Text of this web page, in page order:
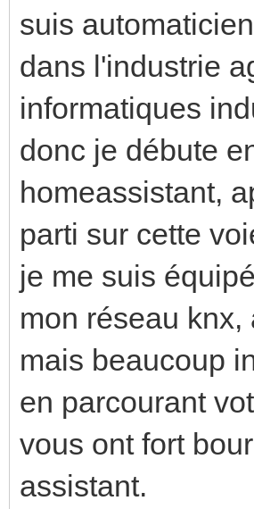
suis
dans l'industrie
informatiques
donc je débute
homeassistant,
parti sur cette
je me suis
mon réseau
mais beaucoup
en parcourant
vous ont fort
assistant.